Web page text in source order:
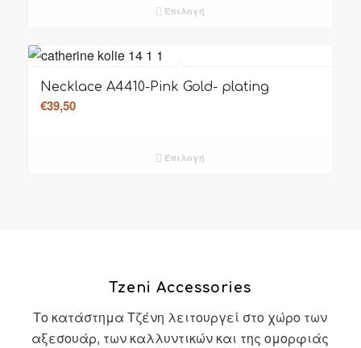
Επιλογή
Necklace A4410-Pink Gold- plating
€39,50
Επιλογή
Tzeni Accessories
Το κατάστημα Τζένη λειτουργεί στο χώρο των
αξεσουάρ, των καλλυντικών και της ομορφιάς